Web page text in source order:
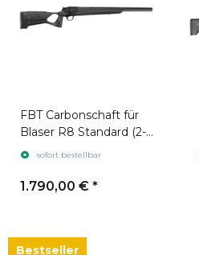
FBT Carbonschaft für
Blaser R8 Standard (2-
part)sofort bestellbar
1.790,00 € *
Bestseller